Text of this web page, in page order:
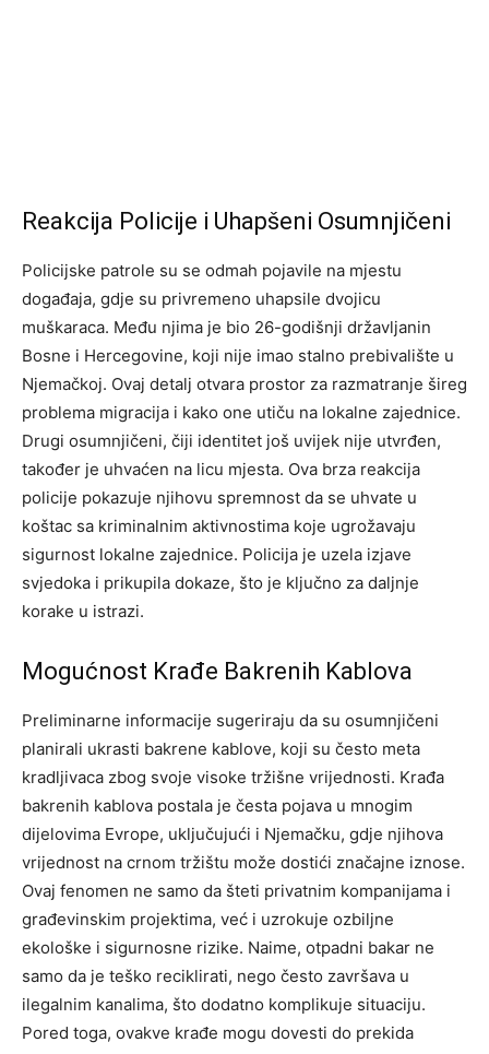
Reakcija Policije i Uhapšeni Osumnjičeni
Policijske patrole su se odmah pojavile na mjestu
događaja, gdje su privremeno uhapsile dvojicu
muškaraca. Među njima je bio 26-godišnji državljanin
Bosne i Hercegovine, koji nije imao stalno prebivalište u
Njemačkoj. Ovaj detalj otvara prostor za razmatranje šireg
problema migracija i kako one utiču na lokalne zajednice.
Drugi osumnjičeni, čiji identitet još uvijek nije utvrđen,
također je uhvaćen na licu mjesta. Ova brza reakcija
policije pokazuje njihovu spremnost da se uhvate u
koštac sa kriminalnim aktivnostima koje ugrožavaju
sigurnost lokalne zajednice. Policija je uzela izjave
svjedoka i prikupila dokaze, što je ključno za daljnje
korake u istrazi.
Mogućnost Krađe Bakrenih Kablova
Preliminarne informacije sugeriraju da su osumnjičeni
planirali ukrasti bakrene kablove, koji su često meta
kradljivaca zbog svoje visoke tržišne vrijednosti. Krađa
bakrenih kablova postala je česta pojava u mnogim
dijelovima Evrope, uključujući i Njemačku, gdje njihova
vrijednost na crnom tržištu može dostići značajne iznose.
Ovaj fenomen ne samo da šteti privatnim kompanijama i
građevinskim projektima, već i uzrokuje ozbiljne
ekološke i sigurnosne rizike. Naime, otpadni bakar ne
samo da je teško reciklirati, nego često završava u
ilegalnim kanalima, što dodatno komplikuje situaciju.
Pored toga, ovakve krađe mogu dovesti do prekida